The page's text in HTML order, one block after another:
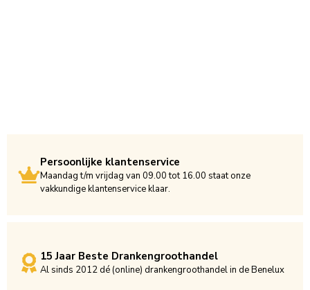
Persoonlijke klantenservice
Maandag t/m vrijdag van 09.00 tot 16.00 staat onze
vakkundige klantenservice klaar.
15 Jaar Beste Drankengroothandel
Al sinds 2012 dé (online) drankengroothandel in de Benelux